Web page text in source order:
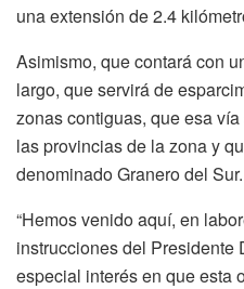
una extensión de 2.4
Asimismo, que contará con
largo, que servirá de
zonas contiguas, que esa
las provincias de la zona y
denominado Granero del Sur.
“Hemos venido aquí, en
instrucciones del
especial interés en que esta